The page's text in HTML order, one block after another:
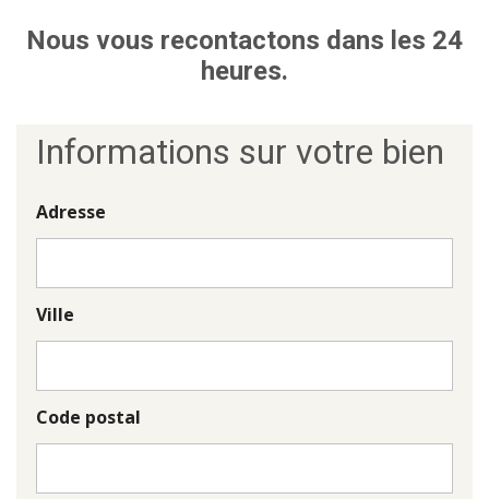
Nous vous recontactons dans les 24
heures.
Informations sur votre bien
Adresse
Ville
Code postal